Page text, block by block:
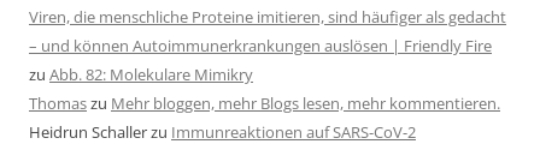
Viren, die menschliche Proteine imitieren, sind häufiger als gedacht
– und können Autoimmunerkrankungen auslösen | Friendly Fire
zu Abb. 82: Molekulare Mimikry
Thomaszu Mehr bloggen, mehr Blogs lesen, mehr kommentieren.
Heidrun Schallerzu Immunreaktionen auf SARS-CoV-2